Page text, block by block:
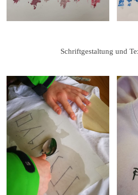
Schriftgestaltung und